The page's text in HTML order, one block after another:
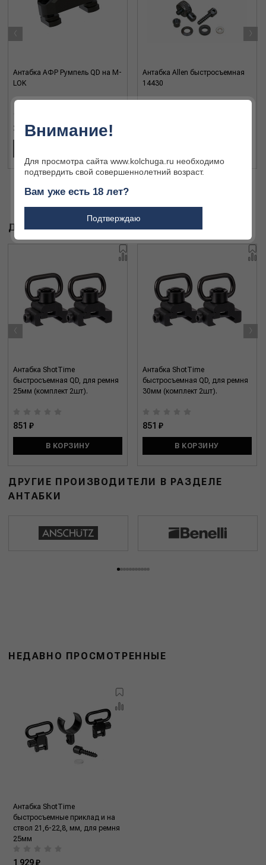
Антабка АФР Румпель QD на M-
LOK
3 365 ₽
Антабка Allen быстросъемная
14430
‹ ›
ДРУГИЕ ТОВАРЫ БРЕНДА
Антабка ShotTime
быстросъемная QD, для ремня
25мм (комплект 2шт).
851 ₽
В КОРЗИНУ
Антабка ShotTime
быстросъемная QD, для ремня
30мм (комплект 2шт).
851 ₽
В КОРЗИНУ
‹ ›
ДРУГИЕ ПРОИЗВОДИТЕЛИ В РАЗДЕЛЕ
АНТАБКИ
НЕДАВНО ПРОСМОТРЕННЫЕ
Антабка ShotTime
быстросъемные приклад и на
ствол 21,6-22,8, мм, для ремня
25мм
1 929 ₽
Внимание!
Для просмотра сайта www.kolchuga.ru необходимо
подтвердить свой совершеннолетний возраст.
Вам уже есть 18 лет?
Подтверждаю